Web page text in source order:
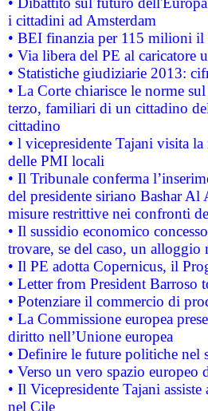
i cittadini ad Amsterdam
• BEI finanzia per 115 milioni
• Via libera del PE al caricatore
• Statistiche giudiziarie 2013:
• La Corte chiarisce le norme
terzo, familiari di un cittadino
cittadino
• l vicepresidente Tajani visita
delle PMI locali
• Il Tribunale conferma
del presidente siriano Bashar Al
misure restrittive nei confronti
• Il sussidio economico
trovare, se del caso, un
• Il PE adotta Copernicus, il
• Letter from President Barroso
• Potenziare il commercio di
• La Commissione europea
diritto nell’Unione europea
• Definire le future politiche nel
• Verso un vero spazio
• Il Vicepresidente Tajani
nel Cile